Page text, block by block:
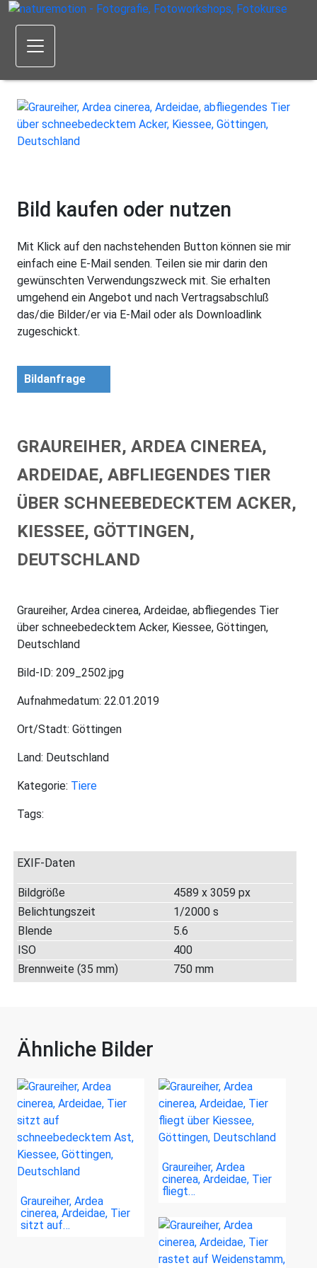
Bild kaufen oder nutzen
Mit Klick auf den nachstehenden Button können sie mir
einfach eine E-Mail senden. Teilen sie mir darin den
gewünschten Verwendungszweck mit. Sie erhalten
umgehend ein Angebot und nach Vertragsabschluß
das/die Bilder/er via E-Mail oder als Downloadlink
zugeschickt.
Bildanfrage
GRAUREIHER, ARDEA CINEREA,
ARDEIDAE, ABFLIEGENDES TIER
ÜBER SCHNEEBEDECKTEM ACKER,
KIESSEE, GÖTTINGEN,
DEUTSCHLAND
Graureiher, Ardea cinerea, Ardeidae, abfliegendes Tier
über schneebedecktem Acker, Kiessee, Göttingen,
Deutschland
Bild-ID: 209_2502.jpg
Aufnahmedatum: 22.01.2019
Ort/Stadt: Göttingen
Land: Deutschland
Kategorie: Tiere
Tags:
EXIF-Daten
Bildgröße
4589 x 3059 px
Belichtungszeit
1/2000 s
Blende
5.6
ISO
400
Brennweite (35 mm)
750 mm
Ähnliche Bilder
Graureiher, Ardea
cinerea, Ardeidae, Tier
sitzt auf…
Graureiher, Ardea
cinerea, Ardeidae, Tier
fliegt…